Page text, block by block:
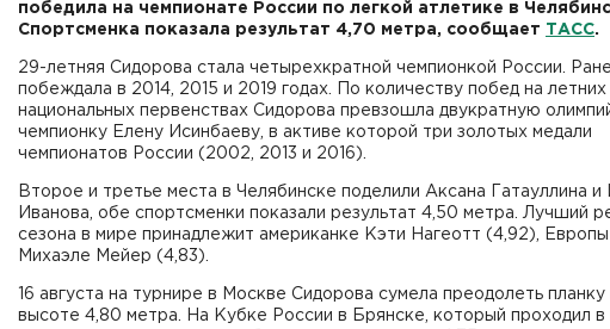
победила на чемпионате России по легкой атлетике в
Спортсменка показала результат 4,70 метра, сообщает ТАСС.
29-летняя Сидорова стала четырехкратной чемпионкой России.
побеждала в 2014, 2015 и 2019 годах. По количеству побед на летних
национальных первенствах Сидорова превзошла двукратную
чемпионку Елену Исинбаеву, в активе которой три золотых медали
чемпионатов России (2002, 2013 и 2016).
Второе и третье места в Челябинске поделили Аксана Гатауллина и
Иванова, обе спортсменки показали результат 4,50 метра. Лучший
сезона в мире принадлежит американке Кэти Нагеотт (4,92),
Михаэле Мейер (4,83).
16 августа на турнире в Москве Сидорова сумела преодолеть планку
высоте 4,80 метра. На Кубке России в Брянске, который проходил в